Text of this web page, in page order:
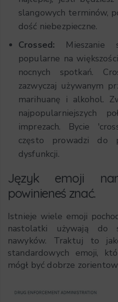
slangowych terminów,
dość niebezpieczne.
Crossed: Mieszanie
popularne na
nocnych spotkań.
zazwyczaj używanym
marihuanę i alkohol.
najpopularniejszych
imprezach. Bycie
często prowadzi do
dysfunkcji.
Język emoji
powinieneś znać.
Istnieje wiele emoji
nastolatki używają do
nawyków. Traktuj to
standardowych emoji,
mógł być dobrze